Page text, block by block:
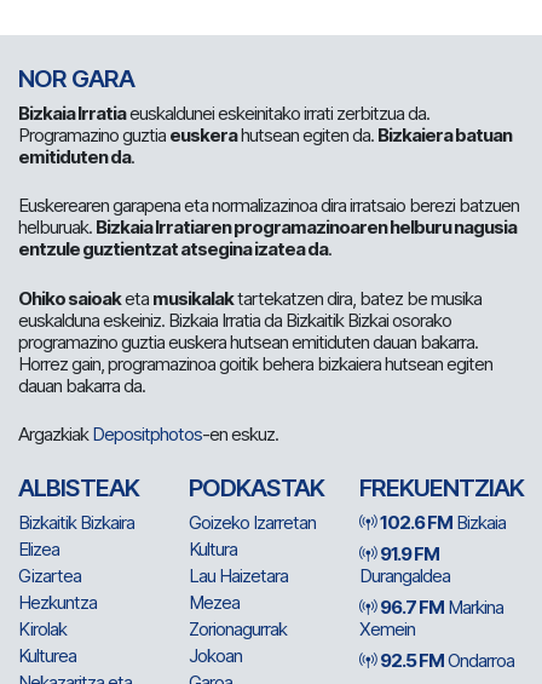
NOR GARA
Bizkaia Irratiaeuskaldunei eskeinitako irrati zerbitzua da.
Programazino guztia euskerahutsean egiten da. Bizkaiera batuan
emitiduten da.
Euskerearen garapena eta normalizazinoa dira irratsaio berezi batzuen
helburuak. Bizkaia Irratiaren programazinoaren helburu nagusia
entzule guztientzat atsegina izatea da.
Ohiko saioaketa musikalaktartekatzen dira, batez be musika
euskalduna eskeiniz. Bizkaia Irratia da Bizkaitik Bizkai osorako
programazino guztia euskera hutsean emitiduten dauan bakarra.
Horrez gain, programazinoa goitik behera bizkaiera hutsean egiten
dauan bakarra da.
ArgazkiakDepositphotos-en eskuz.
ALBISTEAK
Bizkaitik Bizkaira
Elizea
Gizartea
Hezkuntza
Kirolak
Kulturea
PODKASTAK
Goizeko Izarretan
Kultura
Lau Haizetara
Mezea
Zorionagurrak
Jokoan
FREKUENTZIAK
102.6 FM Bizkaia
91.9 FM
Durangaldea
96.7 FM Markina
Xemein
92.5 FMOndarroa